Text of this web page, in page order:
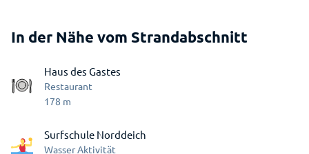
In der Nähe vom Strandabschnitt
Haus des Gastes
Restaurant
178 m
Surfschule Norddeich
Wasser Aktivität